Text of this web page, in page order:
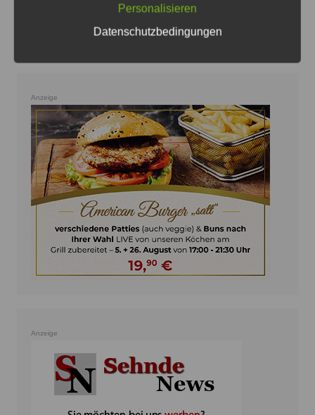
0
Anzeige
Anzeige
Personalisieren
Datenschutzbedingungen